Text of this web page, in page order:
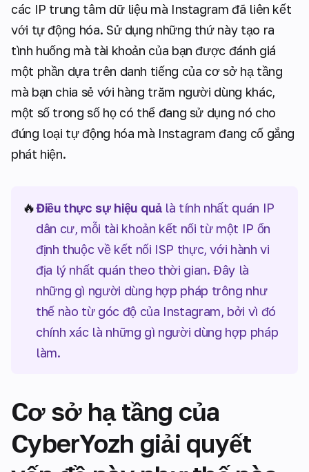
các IP trung tâm dữ liệu mà Instagram đã liên kết
với tự động hóa. Sử dụng những thứ này tạo ra
tình huống mà tài khoản của bạn được đánh giá
một phần dựa trên danh tiếng của cơ sở hạ tầng
mà bạn chia sẻ với hàng trăm người dùng khác,
một số trong số họ có thể đang sử dụng nó cho
đúng loại tự động hóa mà Instagram đang cố gắng
phát hiện.
🔥Điều thực sự hiệu quả là tính nhất quán IP
dân cư, mỗi tài khoản kết nối từ một IP ổn
định thuộc về kết nối ISP thực, với hành vi
địa lý nhất quán theo thời gian. Đây là
những gì người dùng hợp pháp trông như
thế nào từ góc độ của Instagram, bởi vì đó
chính xác là những gì người dùng hợp pháp
làm.
Cơ sở hạ tầng của
CyberYozh giải quyết